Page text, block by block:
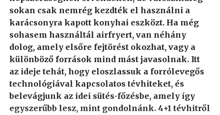
sokan csak nemrég kezdték el használni a
karácsonyra kapott konyhai eszközt. Ha még
sohasem használtál airfryert, van néhány
dolog, amely elsőre fejtörést okozhat, vagy a
különböző források mind mást javasolnak. Itt
az ideje tehát, hogy eloszlassuk a forrólevegős
technológiával kapcsolatos tévhiteket, és
belevágjunk az idei sütés-főzésbe, amely így
egyszerűbb lesz, mint gondolnánk. 4+1 tévhitről